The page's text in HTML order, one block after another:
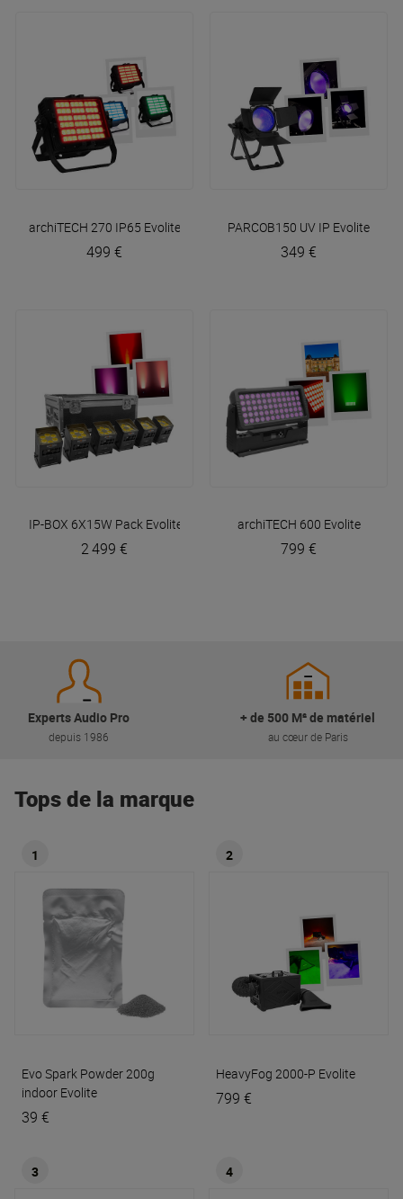
archiTECH 270 IP65 Evolite
499 €
PARCOB150 UV IP Evolite
349 €
IP-BOX 6X15W Pack Evolite
2 499 €
archiTECH 600 Evolite
799 €
Experts Audio Pro
depuis 1986
+ de 500 M² de matériel
au cœur de Paris
Tops de la marque
1
Evo Spark Powder 200g
indoor Evolite
39 €
2
HeavyFog 2000-P Evolite
799 €
3 4